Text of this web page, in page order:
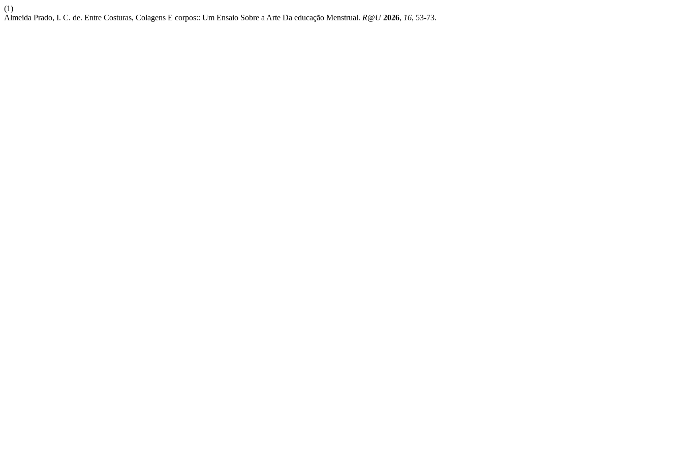
(1)
Almeida Prado, I. C. de. Entre Costuras, Colagens E corpos:: Um Ensaio Sobre a Arte Da educação Menstrual. R@U 2026, 16, 53-73.